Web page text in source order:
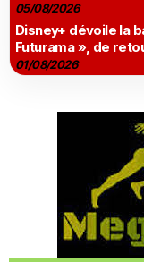
05/08/2026
Disney+ dévoile la
Futurama », de
01/08/2026